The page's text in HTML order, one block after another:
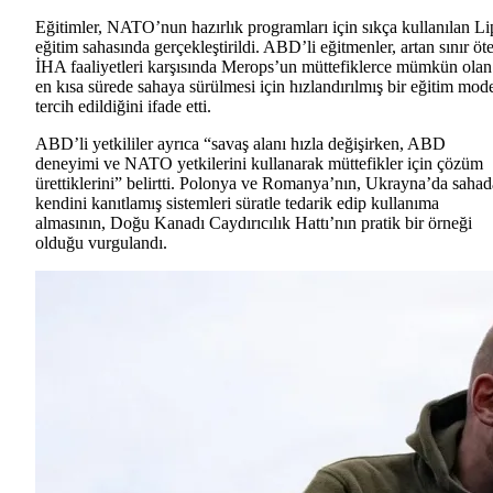
Eğitimler, NATO’nun hazırlık programları için sıkça kullanılan
eğitim sahasında gerçekleştirildi. ABD’li eğitmenler, artan sınır
İHA faaliyetleri karşısında Merops’un müttefiklerce mümkün olan
en kısa sürede sahaya sürülmesi için hızlandırılmış bir eğitim
tercih edildiğini ifade etti.
ABD’li yetkililer ayrıca “savaş alanı hızla değişirken, ABD
deneyimi ve NATO yetkilerini kullanarak müttefikler için çözüm
ürettiklerini” belirtti. Polonya ve Romanya’nın, Ukrayna’da
kendini kanıtlamış sistemleri süratle tedarik edip kullanıma
almasının, Doğu Kanadı Caydırıcılık Hattı’nın pratik bir örneği
olduğu vurgulandı.